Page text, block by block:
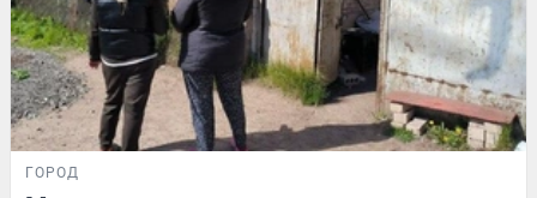
ГОРОД